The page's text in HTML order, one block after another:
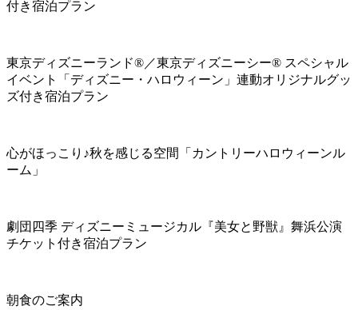
付き宿泊プラン
東京ディズニーランド®／東京ディズニーシー® スペシャル
イベント「ディズニー・ハロウィーン」連動オリジナルグッ
ズ付き宿泊プラン
心がほっこり♪秋を感じる空間「カントリーハロウィーンル
ーム」
劇団四季 ディズニーミュージカル『美女と野獣』舞浜公演
チケット付き宿泊プラン
朝食のご案内